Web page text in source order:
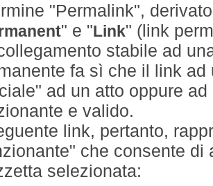
"Permalink",
" e " Link" (link
stabile ad
fa sì che il link
ad un atto oppure
e valido.
link, pertanto,
che consente
selezionata: